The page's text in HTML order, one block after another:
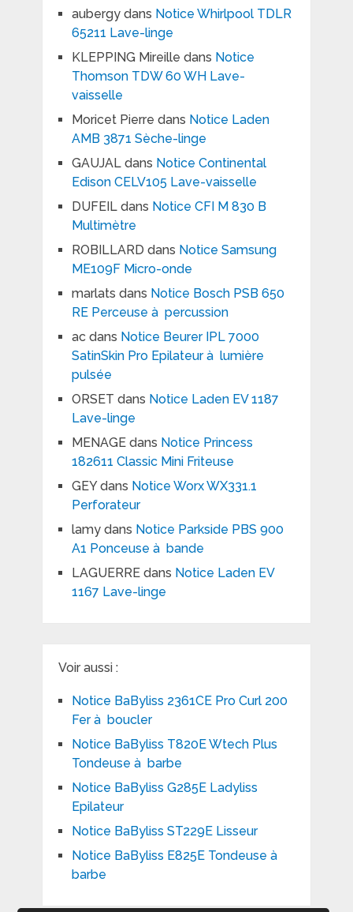
aubergydans Notice Whirlpool TDLR
65211 Lave-linge
KLEPPING Mireille dans Notice
Thomson TDW 60 WH Lave-
vaisselle
Moricet Pierre dans Notice Laden
AMB 3871 Sèche-linge
GAUJALdans Notice Continental
Edison CELV105 Lave-vaisselle
DUFEILdans Notice CFI M 830 B
Multimètre
ROBILLARD dans Notice Samsung
ME109F Micro-onde
marlats dans Notice Bosch PSB 650
RE Perceuse à percussion
acdans Notice Beurer IPL 7000
SatinSkin Pro Epilateur à lumière
pulsée
ORSET dans Notice Laden EV 1187
Lave-linge
MENAGEdans Notice Princess
182611 Classic Mini Friteuse
GEYdans Notice Worx WX331.1
Perforateur
lamydans Notice Parkside PBS 900
A1 Ponceuse à bande
LAGUERREdans Notice Laden EV
1167 Lave-linge
Voir aussi :
Notice BaByliss 2361CE Pro Curl 200
Fer à boucler
Notice BaByliss T820E Wtech Plus
Tondeuse à barbe
Notice BaByliss G285E Ladyliss
Epilateur
Notice BaByliss ST229E Lisseur
Notice BaByliss E825E Tondeuse à
barbe